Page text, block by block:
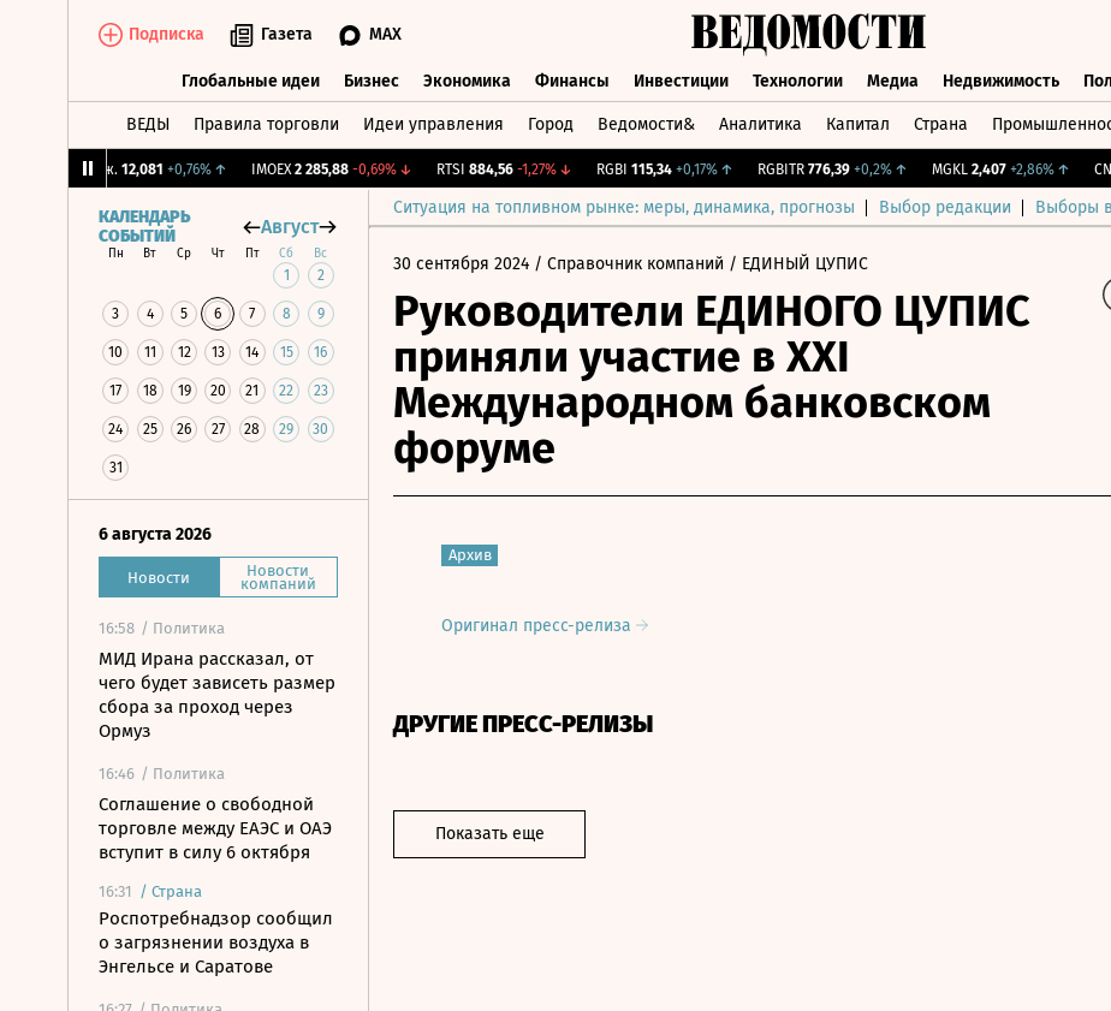
Подписка Газета MAX
Глобальные идеи Бизнес Экономика Финансы Инвестиции Технологии Медиа Недвижимость
ВЕДЫ Правила торговли Идеи управления Город Ведомости& Аналитика Капитал Страна
12,081 +0,76%↑ IMOEX 2 285,88 -0,69%↓ RTSI 884,56 -1,27%↓ RGBI 115,34 +0,17%↑ RGBITR 776,39 +0,2%↑ MGKL 2,407 +2,86%↑ CNY
Ситуация на топливном рынке: меры, динамика, прогнозы Выбор редакции Выборы
КАЛЕНДАРЬ
СОБЫТИЙ
Август
Пн Вт Ср Чт Пт Сб Вс
1 2
3 4 5 6 7 8 9
10 11 12 13 14 15 16
17 18 19 20 21 22 23
24 25 26 27 28 29 30
31
6 августа 2026
Новости Новости
компаний
16:58 / Политика
МИД Ирана рассказал, от
чего будет зависеть размер
сбора за проход через
Ормуз
16:46 / Политика
Соглашение о свободной
торговле между ЕАЭС и ОАЭ
вступит в силу 6 октября
16:31 / Страна
Роспотребнадзор сообщил
о загрязнении воздуха в
Энгельсе и Саратове
30 сентября 2024 / Справочник компаний / ЕДИНЫЙ ЦУПИС
Руководители ЕДИНОГО ЦУПИС
приняли участие в XXI
Международном банковском
форуме
Архив
Оригинал пресс-релиза
ДРУГИЕ ПРЕСС-РЕЛИЗЫ
Показать еще